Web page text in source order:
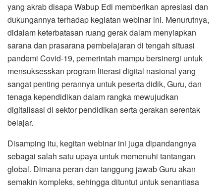
yang akrab disapa Wabup Edi memberikan apresiasi dan
dukungannya terhadap kegiatan webinar ini. Menurutnya,
didalam keterbatasan ruang gerak dalam menyiapkan
sarana dan prasarana pembelajaran di tengah situasi
pandemi Covid-19, pemerintah mampu bersinergi untuk
mensuksesskan program literasi digital nasional yang
sangat penting perannya untuk peserta didik, Guru, dan
tenaga kependidikan dalam rangka mewujudkan
digitalisasi di sektor pendidikan serta gerakan serentak
belajar.
Disamping itu, kegitan webinar ini juga dipandangnya
sebagai salah satu upaya untuk memenuhi tantangan
global. Dimana peran dan tanggung jawab Guru akan
semakin kompleks, sehingga dituntut untuk senantiasa